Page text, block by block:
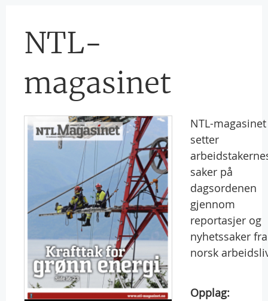
NTL-
magasinet
NTL-magasinet
setter
saker på
dagsordenen
gjennom
reportasjer og
nyhetssaker fra
norsk
Opplag: